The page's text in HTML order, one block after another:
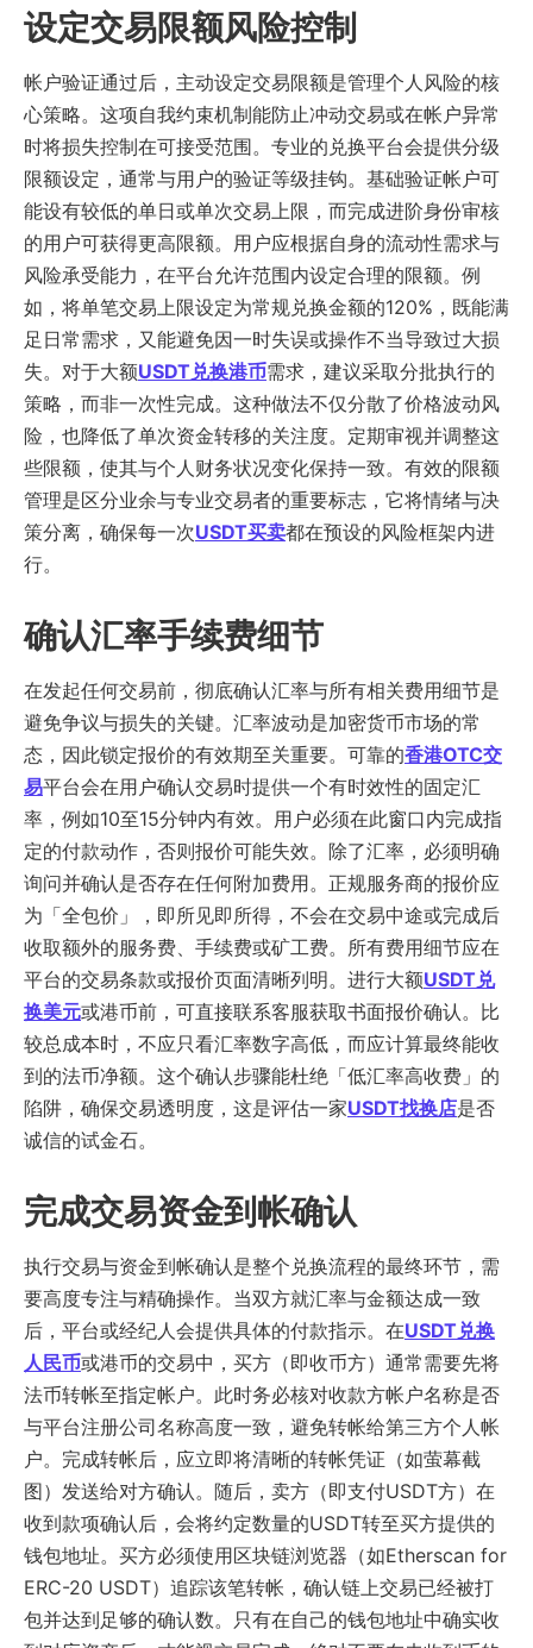
设定交易限额风险控制
帐户验证通过后，主动设定交易限额是管理个人风险的核
心策略。这项自我约束机制能防止冲动交易或在帐户异常
时将损失控制在可接受范围。专业的兑换平台会提供分级
限额设定，通常与用户的验证等级挂钩。基础验证帐户可
能设有较低的单日或单次交易上限，而完成进阶身份审核
的用户可获得更高限额。用户应根据自身的流动性需求与
风险承受能力，在平台允许范围内设定合理的限额。例
如，将单笔交易上限设定为常规兑换金额的120%，既能满
足日常需求，又能避免因一时失误或操作不当导致过大损
失。对于大额USDT兑换港币需求，建议采取分批执行的
策略，而非一次性完成。这种做法不仅分散了价格波动风
险，也降低了单次资金转移的关注度。定期审视并调整这
些限额，使其与个人财务状况变化保持一致。有效的限额
管理是区分业余与专业交易者的重要标志，它将情绪与决
策分离，确保每一次USDT买卖都在预设的风险框架内进
行。
确认汇率手续费细节
在发起任何交易前，彻底确认汇率与所有相关费用细节是
避免争议与损失的关键。汇率波动是加密货币市场的常
态，因此锁定报价的有效期至关重要。可靠的香港OTC交
易平台会在用户确认交易时提供一个有时效性的固定汇
率，例如10至15分钟内有效。用户必须在此窗口内完成指
定的付款动作，否则报价可能失效。除了汇率，必须明确
询问并确认是否存在任何附加费用。正规服务商的报价应
为「全包价」，即所见即所得，不会在交易中途或完成后
收取额外的服务费、手续费或矿工费。所有费用细节应在
平台的交易条款或报价页面清晰列明。进行大额USDT兑
换美元或港币前，可直接联系客服获取书面报价确认。比
较总成本时，不应只看汇率数字高低，而应计算最终能收
到的法币净额。这个确认步骤能杜绝「低汇率高收费」的
陷阱，确保交易透明度，这是评估一家USDT找换店是否
诚信的试金石。
完成交易资金到帐确认
执行交易与资金到帐确认是整个兑换流程的最终环节，需
要高度专注与精确操作。当双方就汇率与金额达成一致
后，平台或经纪人会提供具体的付款指示。在USDT兑换
人民币或港币的交易中，买方（即收币方）通常需要先将
法币转帐至指定帐户。此时务必核对收款方帐户名称是否
与平台注册公司名称高度一致，避免转帐给第三方个人帐
户。完成转帐后，应立即将清晰的转帐凭证（如萤幕截
图）发送给对方确认。随后，卖方（即支付USDT方）在
收到款项确认后，会将约定数量的USDT转至买方提供的
钱包地址。买方必须使用区块链浏览器（如Etherscan for
ERC-20 USDT）追踪该笔转帐，确认链上交易已经被打
包并达到足够的确认数。只有在自己的钱包地址中确实收